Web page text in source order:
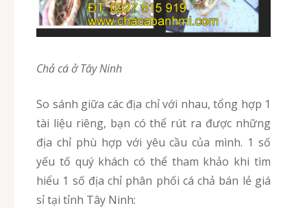
Chả cá ở Tây Ninh
So sánh giữa các địa chỉ với nhau, tổng hợp 1
tài liệu riêng, bạn có thể rút ra được những
địa chỉ phù hợp với yêu cầu của mình. 1 số
yếu tố quý khách có thể tham khảo khi tìm
hiểu 1 số địa chỉ phân phối cá chả bán lẻ giá
sỉ tại tỉnh Tây Ninh: